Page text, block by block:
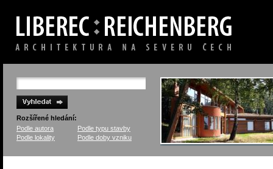
Rozšířené hledání:
Podle autora
Podle typu stavby
Podle lokality
Podle doby vzniku